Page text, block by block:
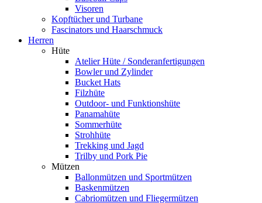
Visoren
Kopftücher und Turbane
Fascinators und Haarschmuck
Herren
Hüte
Atelier Hüte / Sonderanfertigungen
Bowler und Zylinder
Bucket Hats
Filzhüte
Outdoor- und Funktionshüte
Panamahüte
Sommerhüte
Strohhüte
Trekking und Jagd
Trilby und Pork Pie
Mützen
Ballonmützen und Sportmützen
Baskenmützen
Cabriomützen und Fliegermützen